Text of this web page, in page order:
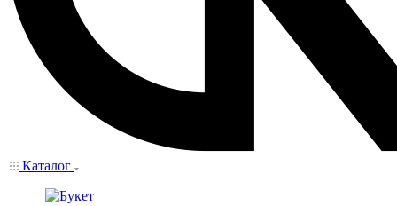
Каталог